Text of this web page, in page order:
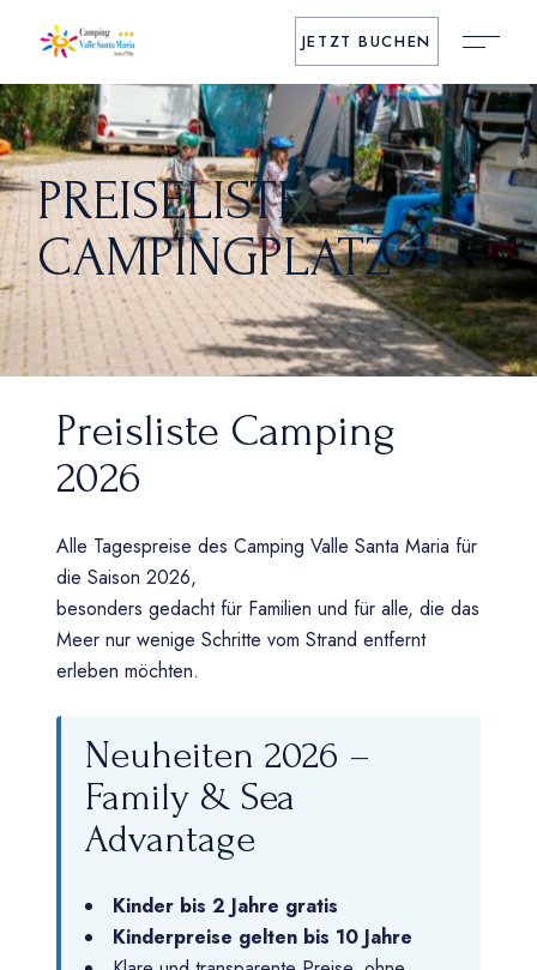
content
JETZT BUCHEN
PREISELISTE
CAMPINGPLATZ
Preisliste Camping
2026
Alle Tagespreise des Camping Valle Santa Maria für
die Saison 2026,
besonders gedacht für Familien und für alle, die das
Meer nur wenige Schritte vom Strand entfernt
erleben möchten.
Neuheiten 2026 –
Family & Sea
Advantage
Kinder bis 2 Jahre gratis
Kinderpreise gelten bis 10 Jahre